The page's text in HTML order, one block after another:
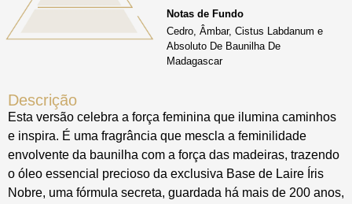
Descrição
Esta versão celebra a força feminina que ilumina caminhos
e inspira. É uma fragrância que mescla a feminilidade
envolvente da baunilha com a força das madeiras, trazendo
o óleo essencial precioso da exclusiva Base de Laire Íris
Nobre, uma fórmula secreta, guardada há mais de 200 anos,
Notas de Fundo
Cedro, Âmbar, Cistus Labdanum e
Absoluto De Baunilha De
Madagascar